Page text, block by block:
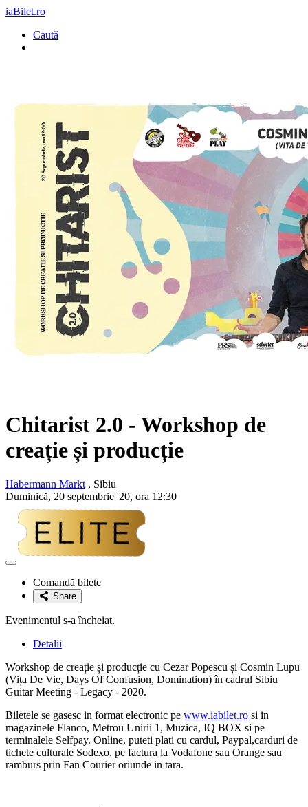
iaBilet.ro
Caută
Chitarist 2.0 - Workshop de
creație și producție
Habermann Markt , Sibiu
Duminică, 20 septembrie '20, ora 12:30
Adaugă
favoriteComandă bilete
Share
Evenimentul s-a încheiat.
Detalii
Workshop de creație și producție cu Cezar Popescu și Cosmin Lupu
(Vița De Vie, Days Of Confusion, Domination) în cadrul Sibiu
Guitar Meeting - Legacy - 2020.
Biletele se gasesc in format electronic pe www.iabilet.ro si in
magazinele Flanco, Metrou Unirii 1, Muzica, IQ BOX si pe
terminalele Selfpay. Online, puteti plati cu cardul, Paypal,carduri de
tichete culturale Sodexo, pe factura la Vodafone sau Orange sau
ramburs prin Fan Courier oriunde in tara.